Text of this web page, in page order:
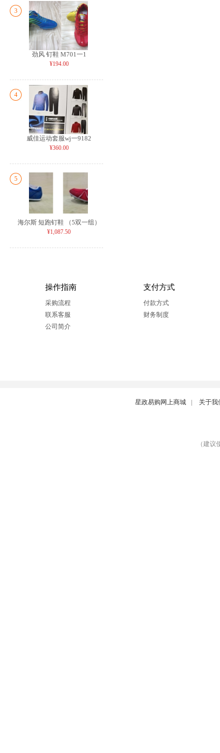
3
劲风 钉鞋 M701一1
¥194.00
4
威佳运动套服wj一9182
¥360.00
5
海尔斯 短跑钉鞋 （5双一组）
¥1,087.50
操作指南
采购流程
联系客服
公司简介
支付方式
付款方式
财务制度
星政易购网上商城 | 关于我
（建